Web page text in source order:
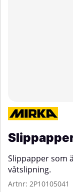
Slippapper som
våtslipning.
Artnr: 2P10105041